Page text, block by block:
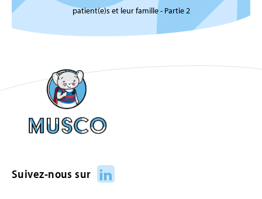
patient(e)s et leur famille - Partie 2
Suivez-nous sur LinkedIn